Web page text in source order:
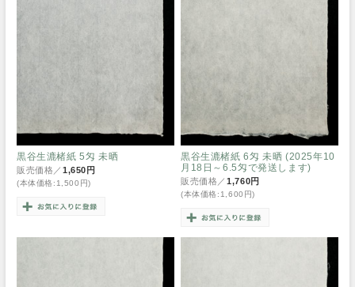
黒谷生漉楮紙 5匁 未晒
販売価格／1,650円
(本体価格:1,500円)
黒谷生漉楮紙 6匁 未晒 (2025年10
月18日～6.5匁で発送します)
販売価格／1,760円
(本体価格:1,600円)